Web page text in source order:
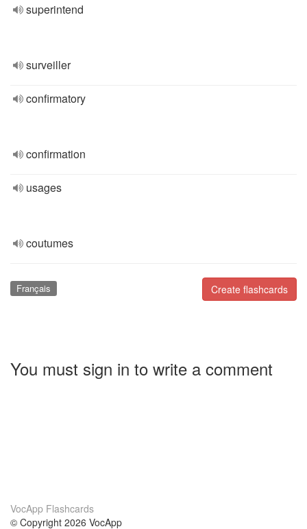
superintend
surveiller
confirmatory
confirmation
usages
coutumes
Create flashcards
Français
You must sign in to write a comment
VocApp Flashcards
© Copyright 2026 VocApp